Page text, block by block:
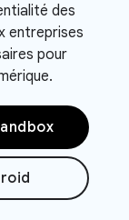
des
entreprises
pour